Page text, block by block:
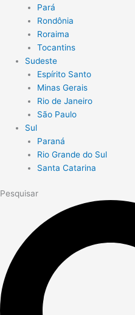
Pará
Rondônia
Roraima
Tocantins
Sudeste
Espírito Santo
Minas Gerais
Rio de Janeiro
São Paulo
Sul
Paraná
Rio Grande do Sul
Santa Catarina
Pesquisar